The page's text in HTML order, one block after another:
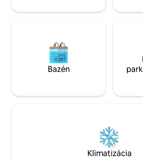
Bazén
Klimatizácia